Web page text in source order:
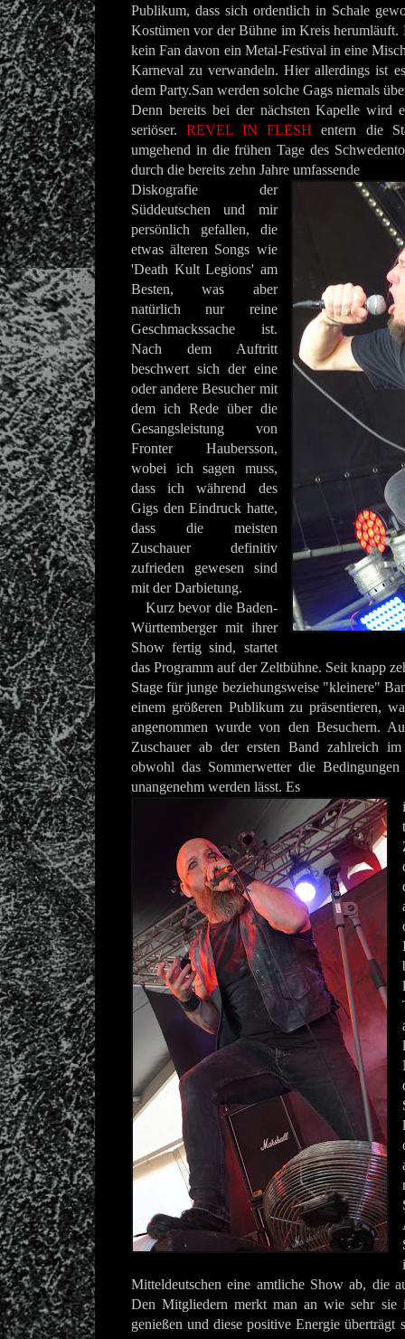
Publikum, dass sich ordentlich in Schale
Kostümen vor der Bühne im Kreis herumläuft.
kein Fan davon ein Metal-Festival in eine
Karneval zu verwandeln. Hier allerdings ist
dem Party.San werden solche Gags niemals
Denn bereits bei der nächsten Kapelle wird
seriöser.REVEL IN FLESH entern die
umgehend in die frühen Tage des
durch die bereits zehn Jahre umfassende
Diskografie der
Süddeutschen und mir
persönlich gefallen, die
etwas älteren Songs wie
'Death Kult Legions' am
Besten, was aber
natürlich nur reine
Geschmackssache ist.
Nach dem Auftritt
beschwert sich der eine
oder andere Besucher mit
dem ich Rede über die
Gesangsleistung von
Fronter Haubersson,
wobei ich sagen muss,
dass ich während des
Gigs den Eindruck hatte,
dass die meisten
Zuschauer definitiv
zufrieden gewesen sind
mit der Darbietung.
Kurz bevor die Baden-
Württemberger mit ihrer
Show fertig sind, startet
das Programm auf der Zeltbühne. Seit knapp
Stage für junge beziehungsweise "kleinere"
einem größeren Publikum zu präsentieren,
angenommen wurde von den Besuchern.
Zuschauer ab der ersten Band zahlreich
obwohl das Sommerwetter die
unangenehm werden lässt. Es
Mitteldeutschen eine amtliche Show ab, die
Den Mitgliedern merkt man an wie sehr sie
genießen und diese positive Energie